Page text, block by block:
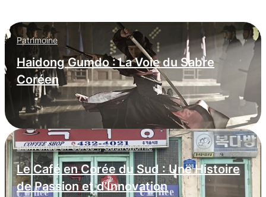
Patrimoine
Haidong Gumdo : La Voie du Sabre
Coréen
Bienvenue en Corée !,Gastronomie
Le Café en Corée du Sud : Une Histoire
de Passion et d’Innovation